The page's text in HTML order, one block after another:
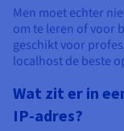
Documentatie
Roadmap & Changelog
Roadmap & Changelog
Men moet echter
om te leren of voor
geschikt voor
localhost de beste
Wat zit er in
IP-adres?